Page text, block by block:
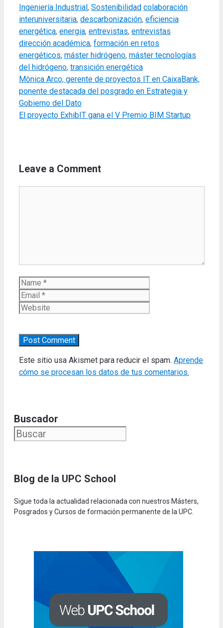
Ingeniería Industrial , Sostenibilidad Tags
colaboración
interuniversitaria, descarbonización, eficiencia
energética, energia, entrevistas, entrevistas
dirección académica, formación en retos
energéticos, máster hidrógeno, máster tecnologías
del hidrógeno, transición energética
Mònica Arco, gerente de proyectos IT en CaixaBank,
ponente destacada del posgrado en Estrategia y
Gobierno del Dato
El proyecto ExhibIT gana el V Premio BIM Startup
Leave a Comment
Name
Este sitio usa Akismet para reducir el spam. Aprende
cómo se procesan los datos de tus comentarios.
Buscador
Blog de la UPC School
Sigue toda la actualidad relacionada con nuestros Másters,
Posgrados y Cursos de formación permanente de la UPC.